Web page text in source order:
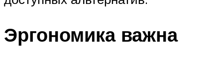
Эргономика важна